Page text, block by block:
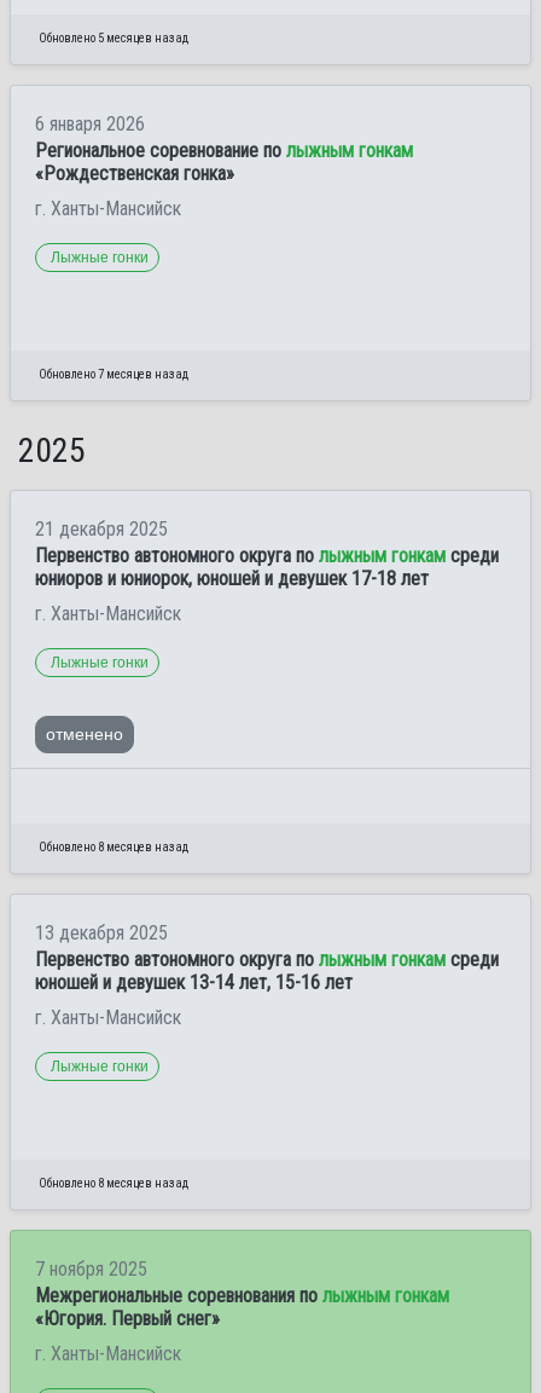
Обновлено 5 месяцев назад
6 января 2026
Региональное соревнование по лыжным гонкам
«Рождественская гонка»
г. Ханты-Мансийск
Лыжные гонки
Обновлено 7 месяцев назад
2025
21 декабря 2025
Первенство автономного округа по лыжным гонкам среди
юниоров и юниорок, юношей и девушек 17-18 лет
г. Ханты-Мансийск
Лыжные гонки
отменено
Обновлено 8 месяцев назад
13 декабря 2025
Первенство автономного округа по лыжным гонкам среди
юношей и девушек 13-14 лет, 15-16 лет
г. Ханты-Мансийск
Лыжные гонки
Обновлено 8 месяцев назад
7 ноября 2025
Межрегиональные соревнования по лыжным гонкам
«Югория. Первый снег»
г. Ханты-Мансийск